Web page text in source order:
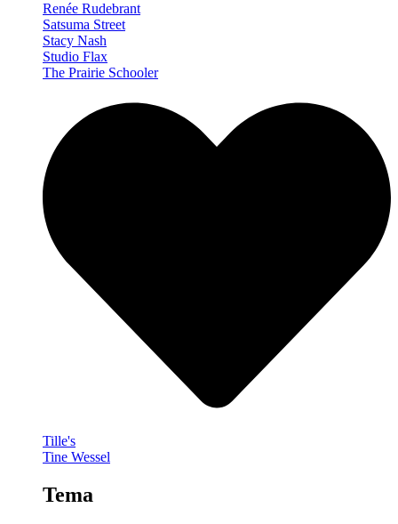
Renée Rudebrant
Satsuma Street
Stacy Nash
Studio Flax
The Prairie Schooler
Tille's
Tine Wessel
Tema